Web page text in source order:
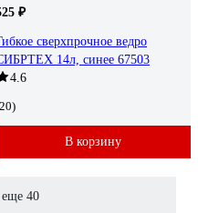
₽
сверхпрочное ведро
14л, синее 67503
4.6
В корзину
еще 40